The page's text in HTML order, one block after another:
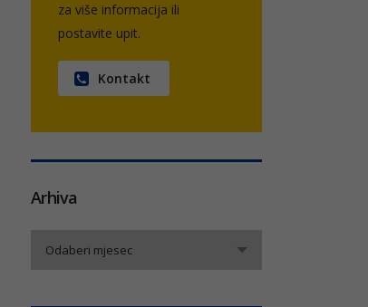
za više informacija ili
postavite upit.
Kontakt
Arhiva
Odaberi mjesec